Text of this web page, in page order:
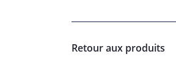
Retour aux produits